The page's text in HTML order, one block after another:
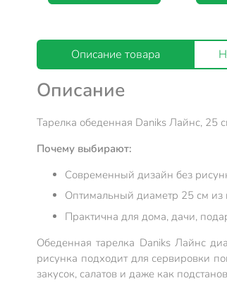
Описание товара
Описание
Тарелка обеденная Daniks Лайнс,
Почему выбирают:
Современный дизайн без
Оптимальный диаметр 25 см
Практична для дома, дачи,
Обеденная тарелка Daniks Лайнс
рисунка подходит для сервировки
закусок, салатов и даже как